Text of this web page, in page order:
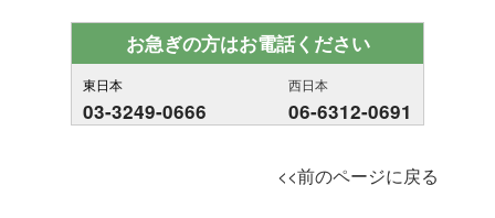
お急ぎの方はお電話ください
東日本
03-3249-0666
西日本
06-6312-0691
<<前のページに戻る